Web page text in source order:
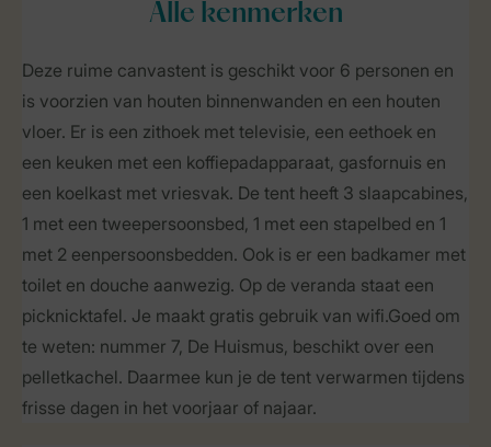
Alle kenmerken
Deze ruime canvastent is geschikt voor 6 personen en
is voorzien van houten binnenwanden en een houten
vloer. Er is een zithoek met televisie, een eethoek en
een keuken met een koffiepadapparaat, gasfornuis en
een koelkast met vriesvak. De tent heeft 3 slaapcabines,
1 met een tweepersoonsbed, 1 met een stapelbed en 1
met 2 eenpersoonsbedden. Ook is er een badkamer met
toilet en douche aanwezig. Op de veranda staat een
picknicktafel. Je maakt gratis gebruik van wifi.Goed om
te weten: nummer 7, De Huismus, beschikt over een
pelletkachel. Daarmee kun je de tent verwarmen tijdens
frisse dagen in het voorjaar of najaar.